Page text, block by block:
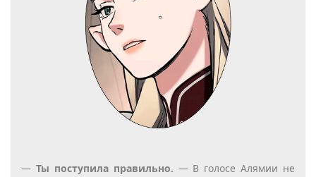
— Ты поступила правильно. — В голосе Алямии не